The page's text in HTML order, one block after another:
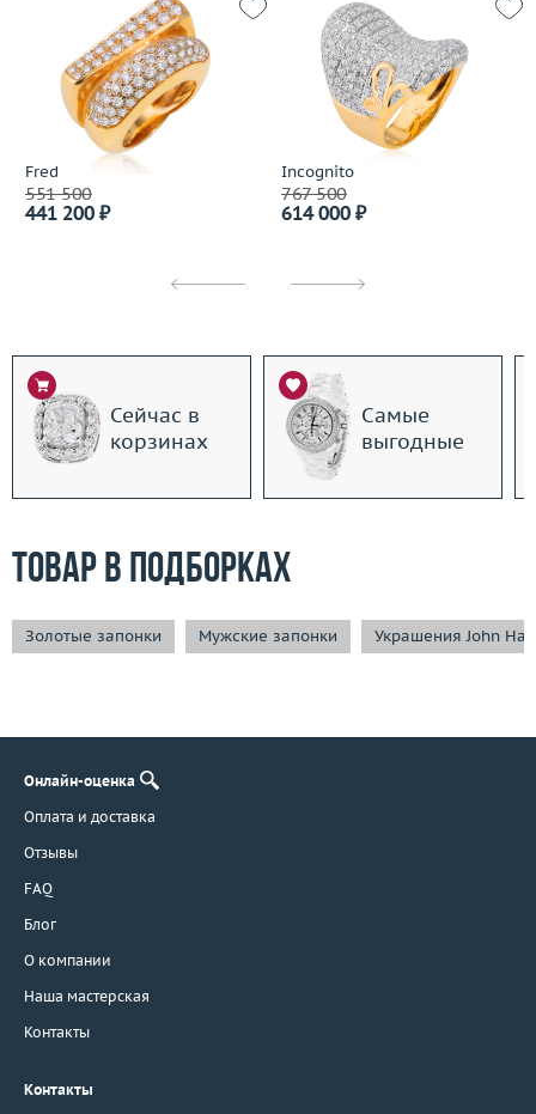
Fred
551 500
441 200 ₽
Incognito
767 500
614 000 ₽
Сейчас в
корзинах
Самые
выгодные
Товар в подборках
Золотые запонки Мужские запонки Украшения John
Онлайн-оценка
Оплата и доставка
Отзывы
FAQ
Блог
О компании
Наша мастерская
Контакты
Контакты